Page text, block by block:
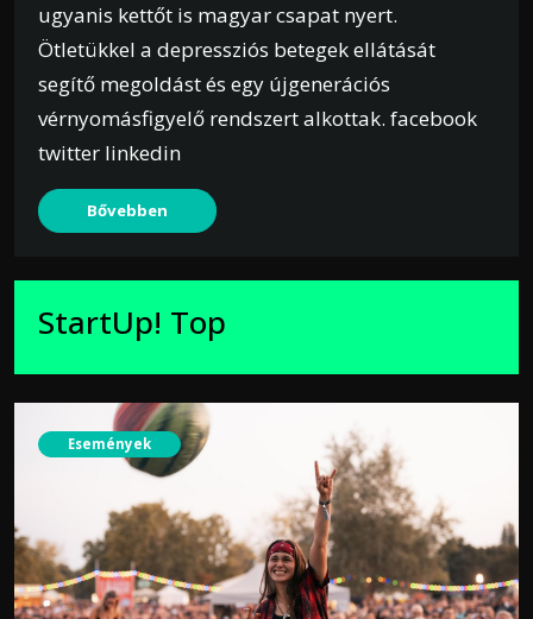
ugyanis kettőt is magyar csapat nyert.
Ötletükkel a depressziós betegek ellátását
segítő megoldást és egy újgenerációs
vérnyomásfigyelő rendszert alkottak. facebook
twitter linkedin
Bővebben
StartUp! Top
Események